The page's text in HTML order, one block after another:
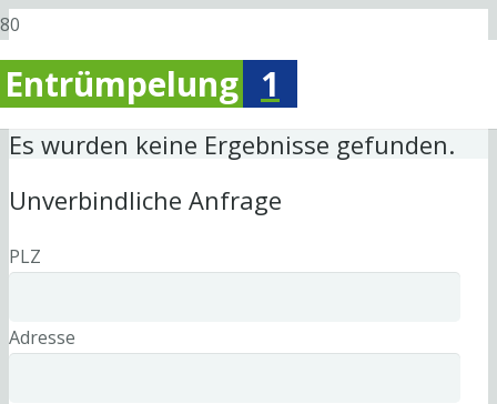
Entrümpelung 1
Es wurden keine Ergebnisse gefunden.
Unverbindliche Anfrage
PLZ
Adresse